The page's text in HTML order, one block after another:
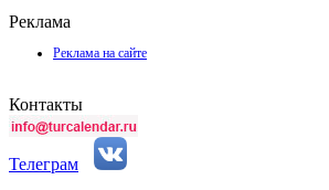
Реклама
Реклама на сайте
Контакты
Телеграм